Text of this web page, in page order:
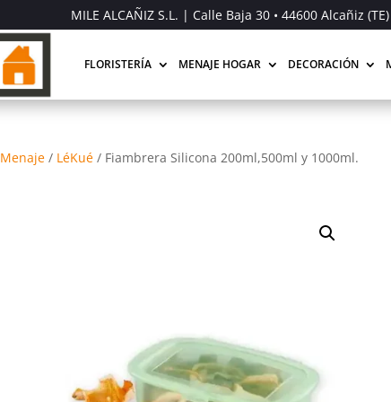
MILE ALCAÑIZ S.L. | Calle Baja 30 • 44600 Alcañiz
FLORISTERÍA MENAJE HOGAR DECORACIÓN
Menaje / LéKué / Fiambrera Silicona 200ml,500ml y 1000ml.